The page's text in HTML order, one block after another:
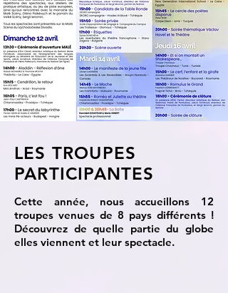
LES TROUPES
PARTICIPANTES
Cette année, nous accueillons 12
troupes venues de 8 pays différents !
Découvrez de quelle partie du globe
elles viennent et leur spectacle.